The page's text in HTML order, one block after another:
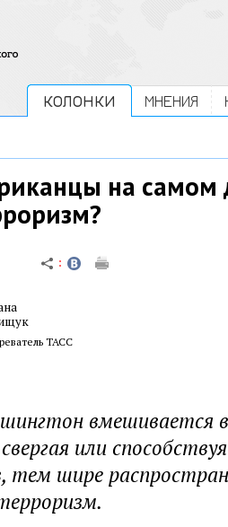
КОЛОНКИ МНЕНИЯ
на самом
ТАСС
вмешивается
или
тем шире